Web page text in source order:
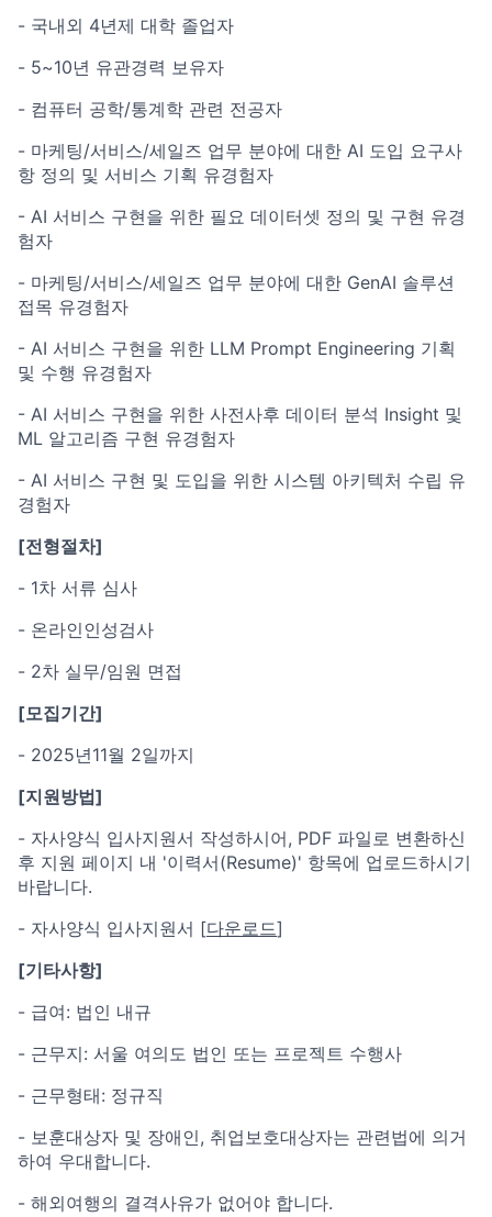
- 국내외 4년제 대학 졸업자
- 5~10년 유관경력 보유자
- 컴퓨터 공학/통계학 관련 전공자
- 마케팅/서비스/세일즈 업무 분야에 대한 AI 도입 요구사
항 정의 및 서비스 기획 유경험자
- AI 서비스 구현을 위한 필요 데이터셋 정의 및 구현 유경
험자
- 마케팅/서비스/세일즈 업무 분야에 대한 GenAI 솔루션
접목 유경험자
- AI 서비스 구현을 위한 LLM Prompt Engineering 기획
및 수행 유경험자
- AI 서비스 구현을 위한 사전사후 데이터 분석 Insight 및
ML 알고리즘 구현 유경험자
- AI 서비스 구현 및 도입을 위한 시스템 아키텍처 수립 유
경험자
[전형절차]
- 1차 서류 심사
- 온라인인성검사
- 2차 실무/임원 면접
[모집기간]
- 2025년11월 2일까지
[지원방법]
- 자사양식 입사지원서 작성하시어, PDF 파일로 변환하신
후 지원 페이지 내 '이력서(Resume)' 항목에 업로드하시기
바랍니다.
- 자사양식 입사지원서 [다운로드]
[기타사항]
- 급여: 법인 내규
- 근무지: 서울 여의도 법인 또는 프로젝트 수행사
- 근무형태: 정규직
- 보훈대상자 및 장애인, 취업보호대상자는 관련법에 의거
하여 우대합니다.
- 해외여행의 결격사유가 없어야 합니다.